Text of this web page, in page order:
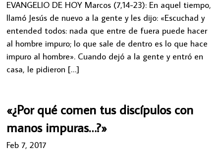
EVANGELIO DE HOY Marcos (7,14-23): En aquel tiempo,
llamó Jesús de nuevo a la gente y les dijo: «Escuchad y
entended todos: nada que entre de fuera puede hacer
al hombre impuro; lo que sale de dentro es lo que hace
impuro al hombre». Cuando dejó a la gente y entró en
casa, le pidieron […]
«¿Por qué comen tus discípulos con
manos impuras…?»
Feb 7, 2017